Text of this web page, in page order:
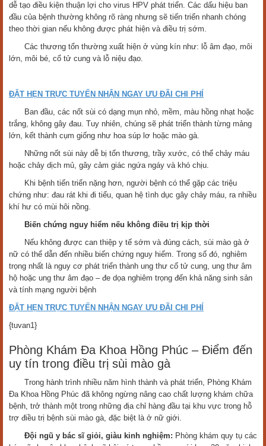
dễ tạo điều kiện thuận lợi cho virus HPV phát triển. Các dấu hiệu ban
đầu của bệnh thường không rõ ràng nhưng sẽ tiến triển nhanh chóng
theo thời gian nếu không được phát hiện và điều trị sớm.
Các thương tổn thường xuất hiện ở vùng kín như: lỗ âm đạo, môi
lớn, môi bé, cổ tử cung và lỗ niệu đạo.
ĐẶT HẸN TRỰC TUYẾN NHẬN NGAY ƯU ĐÃI CHI PHÍ
Ban đầu, các nốt sùi có dạng mụn nhỏ, mềm, màu hồng nhạt hoặc
trắng, không gây đau. Tuy nhiên, chúng sẽ phát triển thành từng mảng
lớn, kết thành cụm giống như hoa súp lơ hoặc mào gà.
Những nốt sùi này dễ bị tổn thương, trầy xước, có thể chảy máu
hoặc chảy dịch mủ, gây cảm giác ngứa ngáy và khó chịu.
Khi bệnh tiến triển nặng hơn, người bệnh có thể gặp các triệu
chứng như: đau rát khi đi tiểu, quan hệ tình dục gây chảy máu, ra nhiều
khí hư có mùi hôi nồng.
Biến chứng nguy hiểm nếu không điều trị kịp thời
Nếu không được can thiệp y tế sớm và đúng cách, sùi mào gà ở
nữ có thể dẫn đến nhiều biến chứng nguy hiểm. Trong số đó, nghiêm
trọng nhất là nguy cơ phát triển thành ung thư cổ tử cung, ung thư âm
hộ hoặc ung thư âm đạo – đe dọa nghiêm trọng đến khả năng sinh sản
và tính mạng người bệnh
ĐẶT HẸN TRỰC TUYẾN NHẬN NGAY ƯU ĐÃI CHI PHÍ
{tuvan1}
Phòng Khám Đa Khoa Hồng Phúc – Điểm đến
uy tín trong điều trị sùi mào gà
Trong hành trình nhiều năm hình thành và phát triển, Phòng Khám
Đa Khoa Hồng Phúc đã không ngừng nâng cao chất lượng khám chữa
bệnh, trở thành một trong những địa chỉ hàng đầu tại khu vực trong hỗ
trợ điều trị bệnh sùi mào gà, đặc biệt là ở nữ giới.
Đội ngũ y bác sĩ giỏi, giàu kinh nghiệm: Phòng khám quy tụ các